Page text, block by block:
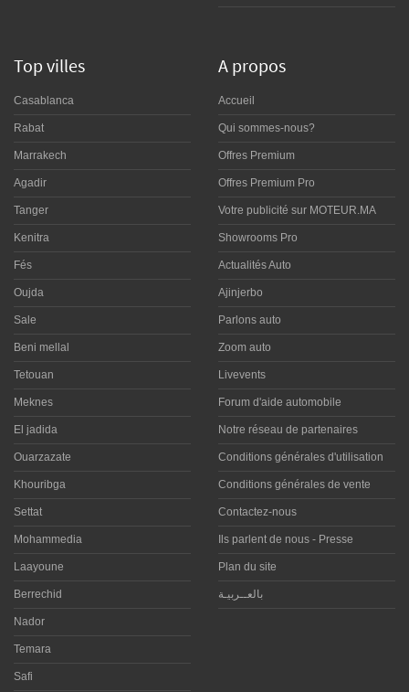
Top villes
Casablanca
Rabat
Marrakech
Agadir
Tanger
Kenitra
Fés
Oujda
Sale
Beni mellal
Tetouan
Meknes
El jadida
Ouarzazate
Khouribga
Settat
Mohammedia
Laayoune
Berrechid
Nador
Temara
Safi
A propos
Accueil
Qui sommes-nous?
Offres Premium
Offres Premium Pro
Votre publicité sur MOTEUR.MA
Showrooms Pro
Actualités Auto
Ajinjerbo
Parlons auto
Zoom auto
Livevents
Forum d'aide automobile
Notre réseau de partenaires
Conditions générales d'utilisation
Conditions générales de vente
Contactez-nous
Ils parlent de nous - Presse
Plan du site
بالعــربيـة